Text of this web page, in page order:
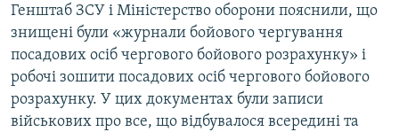
Генштаб ЗСУ і Міністерство оборони пояснили, що
знищені були «журнали бойового чергування
посадових осіб чергового бойового розрахунку» і
робочі зошити посадових осіб чергового бойового
розрахунку. У цих документах були записи
військових про все, що відбувалося всередині та